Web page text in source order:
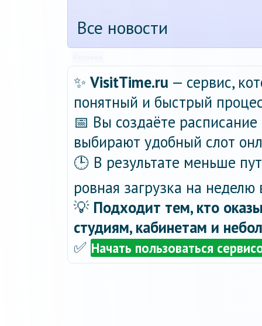
Все новости
✨ VisitTime.ru — сервис,
понятный и быстрый
📅 Вы создаёте
выбирают удобный слот
🕒 В результате меньше
ровная загрузка на неделю
💡 Подходит тем, кто
студиям, кабинетам и
✅ Начать пользоваться